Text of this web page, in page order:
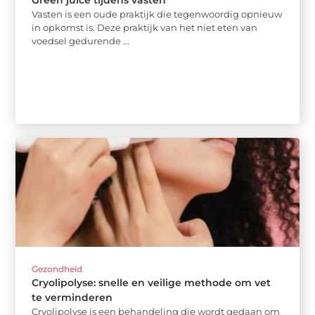
Vasten is een oude praktijk die tegenwoordig opnieuw
in opkomst is. Deze praktijk van het niet eten van
voedsel gedurende ...
Gezondheid
Cryolipolyse: snelle en veilige methode om vet
te verminderen
Cryolipolyse is een behandeling die wordt gedaan om